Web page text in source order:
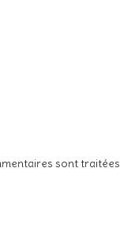
sont traitées